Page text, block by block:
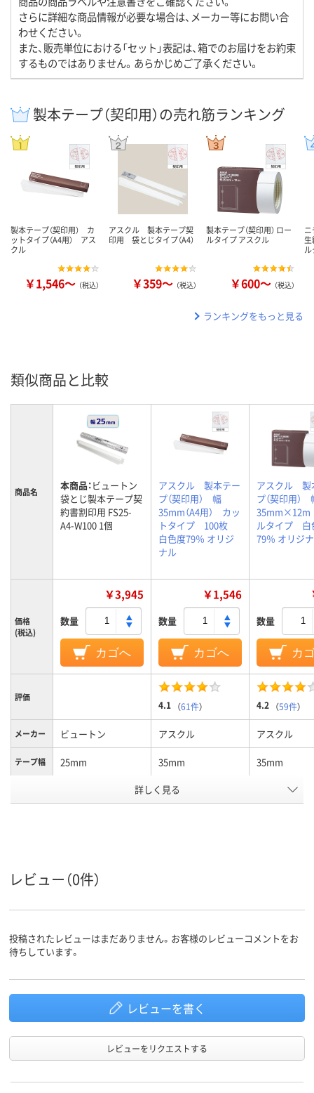
さらに詳細な商品情報が必要な場合は、メーカー等にお問い合
わせください。
また、販売単位における「セット」表記は、箱でのお届けをお約束
するものではありません。あらかじめご了承ください。
製本テープ（契印用）の売れ筋ランキング
製本テープ（契印用） カ
ットタイプ（A4用） アス
クル
￥1,546～ （税込）
アスクル 製本テープ契
印用 袋とじタイプ（A4）
￥359～ （税込）
製本テープ（契印用） ロー
ルタイプ アスクル
￥600～ （税込）
生
ランキングをもっと見る
類似商品と比較
商品名 本商品：ビュートン
袋とじ製本テープ契
約書割印用 FS25-
A4-W100 1個
アスクル 製本テー
プ（契印用） 幅
35mm（A4用） カッ
トタイプ 100枚
白色度79％ オリジ
ナル
アスクル 製
プ（契印用）
ルタイプ 白
79％ オリジ
価格
(税込)
￥3,945
数量
カゴへ
￥1,546
数量
カゴへ
数量
カ
評価
4.1 （61件） 4.2 （59件）
メーカー ビュートン アスクル アスクル
テープ幅 25mm 35mm 35mm
詳しく見る
レビュー（0件）
投稿されたレビューはまだありません。お客様のレビューコメントをお
待ちしています。
レビューを書く
レビューをリクエストする